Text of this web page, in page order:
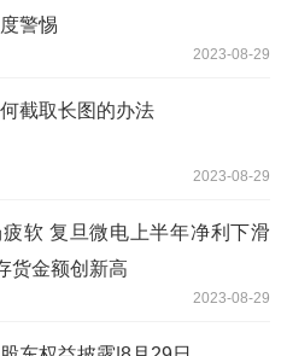
警惕
2023-08-29
截取长图的办法
2023-08-29
软 复旦微电上半年净利下滑
货金额创新高
2023-08-29